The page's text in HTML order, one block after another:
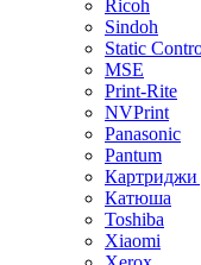
Ricoh
Sindoh
Static
MSE
Print-Rite
NVPrint
Panasonic
Pantum
Картриджи
Катюша
Toshiba
Xiaomi